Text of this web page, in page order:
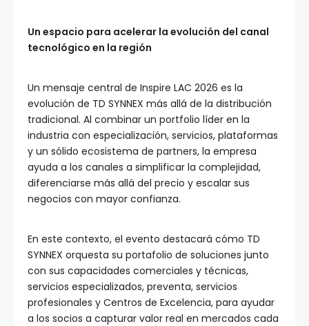
Un espacio para acelerar la evolución del canal
tecnológico en la región
Un mensaje central de Inspire LAC 2026 es la
evolución de TD SYNNEX más allá de la distribución
tradicional. Al combinar un portfolio líder en la
industria con especialización, servicios, plataformas
y un sólido ecosistema de partners, la empresa
ayuda a los canales a simplificar la complejidad,
diferenciarse más allá del precio y escalar sus
negocios con mayor confianza.
En este contexto, el evento destacará cómo TD
SYNNEX orquesta su portafolio de soluciones junto
con sus capacidades comerciales y técnicas,
servicios especializados, preventa, servicios
profesionales y Centros de Excelencia, para ayudar
a los socios a capturar valor real en mercados cada